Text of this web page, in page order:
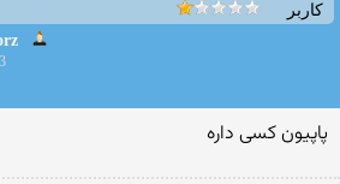
کاربر
پاپیون كسی داره